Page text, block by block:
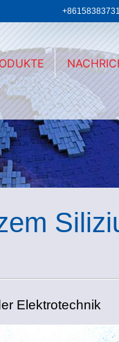
Elektrotechnik